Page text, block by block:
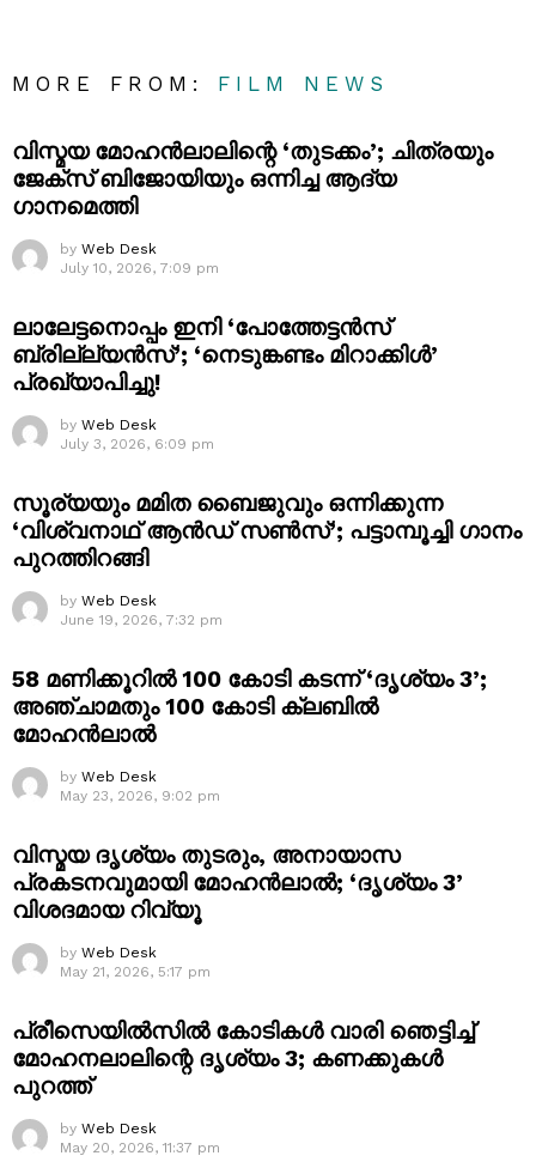
MORE FROM: FILM NEWS
വിസ്മയ മോഹൻലാലിന്റെ ‘തുടക്കം’; ചിത്രയും
ജേക്സ് ബിജോയിയും ഒന്നിച്ച ആദ്യ
ഗാനമെത്തി
by Web Desk
July 10, 2026, 7:09 pm
ലാലേട്ടനൊപ്പം ഇനി ‘പോത്തേട്ടൻസ്
ബ്രില്ല്യൻസ്’; ‘നെടുങ്കണ്ടം മിറാക്കിൾ’
പ്രഖ്യാപിച്ചു!
by Web Desk
July 3, 2026, 6:09 pm
സൂര്യയും മമിത ബൈജുവും ഒന്നിക്കുന്ന
‘വിശ്വനാഥ് ആൻഡ് സൺസ്’; പട്ടാമ്പൂച്ചി ഗാനം
പുറത്തിറങ്ങി
by Web Desk
June 19, 2026, 7:32 pm
58 മണിക്കൂറിൽ 100 കോടി കടന്ന് ‘ദൃശ്യം 3’;
അഞ്ചാമതും 100 കോടി ക്ലബിൽ
മോഹൻലാൽ
by Web Desk
May 23, 2026, 9:02 pm
വിസ്മയ ദൃശ്യം തുടരും, അനായാസ
പ്രകടനവുമായി മോഹൻലാൽ; ‘ദൃശ്യം 3’
വിശദമായ റിവ്യൂ
by Web Desk
May 21, 2026, 5:17 pm
പ്രീസെയിൽസിൽ കോടികൾ വാരി ഞെട്ടിച്ച്
മോഹനലാലിന്റെ ദൃശ്യം 3; കണക്കുകൾ
പുറത്ത്
by Web Desk
May 20, 2026, 11:37 pm